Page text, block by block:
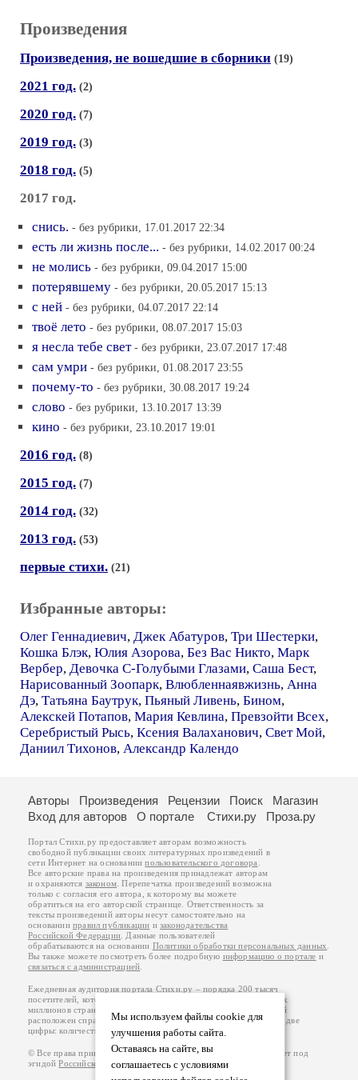
Произведения
Произведения, не вошедшие в сборники (19)
2021 год. (2)
2020 год. (7)
2019 год. (3)
2018 год. (5)
2017 год.
снись. - без рубрики, 17.01.2017 22:34
есть ли жизнь после... - без рубрики, 14.02.2017 00:24
не молись - без рубрики, 09.04.2017 15:00
потерявшему - без рубрики, 20.05.2017 15:13
с ней - без рубрики, 04.07.2017 22:14
твоё лето - без рубрики, 08.07.2017 15:03
я несла тебе свет - без рубрики, 23.07.2017 17:48
сам умри - без рубрики, 01.08.2017 23:55
почему-то - без рубрики, 30.08.2017 19:24
слово - без рубрики, 13.10.2017 13:39
кино - без рубрики, 23.10.2017 19:01
2016 год. (8)
2015 год. (7)
2014 год. (32)
2013 год. (53)
первые стихи. (21)
Избранные авторы:
Олег Геннадиевич, Джек Абатуров, Три Шестерки,
Кошка Блэк, Юлия Азорова, Без Вас Никто, Марк
Вербер, Девочка С-Голубыми Глазами, Саша Бест,
Нарисованный Зоопарк, Влюбленнаявжизнь, Анна
Дэ, Татьяна Баутрук, Пьяный Ливень, Бином,
Алекскей Потапов, Мария Кевлина, Превзойти Всех,
Серебристый Рысь, Ксения Валаханович, Свет Мой,
Даниил Тихонов, Александр Календо
Мы используем файлы cookie для
улучшения работы сайта.
Оставаясь на сайте, вы
соглашаетесь с условиями
Авторы Произведения Рецензии Поиск
Магазин
Вход для авторов
О портале Стихи.ру Проза.ру
Портал Стихи.ру предоставляет авторам возможность
свободной публикации своих литературных произведений в
сети Интернет на основаниипользовательского договора
Все авторские права на произведения принадлежат авторам
и охраняются законом . Перепечатка произведений возможна
только с согласия его автора, к которому вы можете
обратиться на его авторской странице. Ответственность за
тексты произведений авторы несут самостоятельно на
основанииправил публикации изаконодательства
Российской Федерации . Данные пользователей
обрабатываются на основании Политики обработки персональных данных
Вы также можете посмотреть более подробную информацию о портале и
связаться с администрацией
Ежедневная аудитория портала Стихи.ру – порядка 200 тысяч
посетителей, которые в общей сумме просматривают более двух
миллионов страниц по данным счетчика посещаемости, который
расположен справа от этого текста. В каждой графе указано по две
цифры: количество просмотров и количество посетителей.
© Все права принадлежат авторам, 2000-2026. Портал работает под
эгидойРоссийского союза писателей.18+